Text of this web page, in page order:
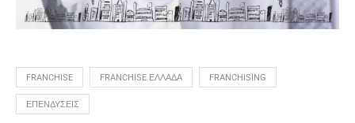
FRANCHISE FRANCHISE ΕΛΛΑΔΑ FRANCHISING
ΕΠΕΝΔΥΣΕΙΣ